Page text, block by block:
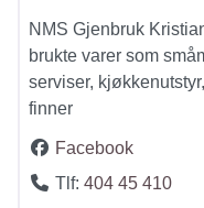
NMS Gjenbruk
brukte varer som
serviser,
finner
Facebook
Tlf: 404 45 410